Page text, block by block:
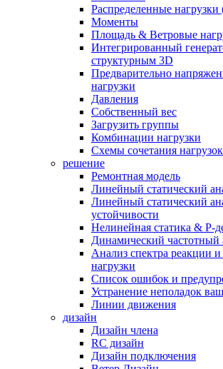
Распределенные
Моменты
Площадь & Ветровые
Интегрированный
структурным 3D
Предварительно
нагрузки
Давления
Собственный вес
Загрузить группы
Комбинации нагрузки
Схемы сочетания нагрузок
решение
Ремонтная модель
Линейный статический
Линейный статический
устойчивости
Нелинейная статика & P-
Динамический частотный
Анализ спектра реакции
нагрузки
Список ошибок и
Устранение неполадок
Линии движения
дизайн
Дизайн члена
RC дизайн
Дизайн подключения